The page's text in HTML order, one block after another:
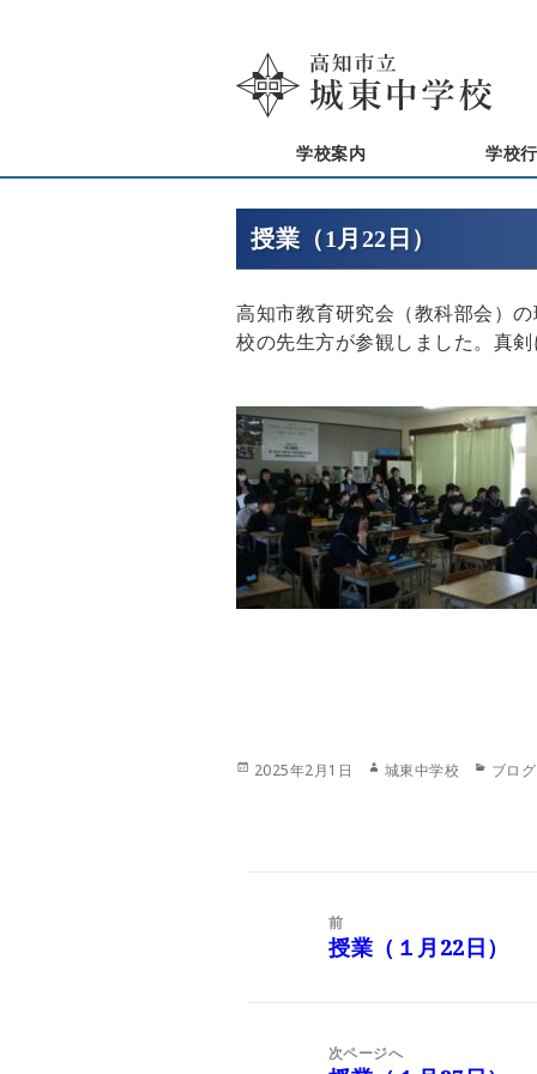
学校案内 学校
授業（1月22日）
高知市教育研究会（教科部会）
校の先生方が参観しました。真
投
2025年2月1日
作
城東中学校
カ
ブログ
前
前
授業（１月22日）
次ページへ